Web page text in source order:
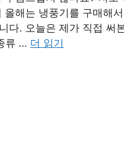
해는 냉풍기를 구매해
다. 오늘은 제가 직접 써
류 … 더 읽기